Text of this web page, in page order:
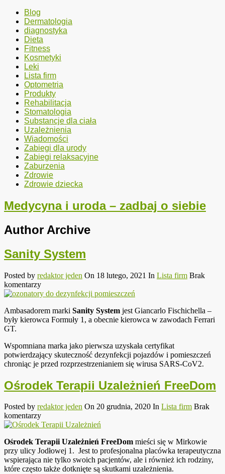
Blog
Dermatologia
diagnostyka
Dieta
Fitness
Kosmetyki
Leki
Lista firm
Optometria
Produkty
Rehabilitacja
Stomatologia
Substancje dla ciała
Uzależnienia
Wiadomości
Zabiegi dla urody
Zabiegi relaksacyjne
Zaburzenia
Zdrowie
Zdrowie dziecka
Medycyna i uroda – zadbaj o siebie
Author Archive
Sanity System
Posted by redaktor jeden On 18 lutego, 2021 In Lista firm Brak
komentarzy
Ambasadorem marki Sanity System jest Giancarlo Fischichella –
były kierowca Formuły 1, a obecnie kierowca w zawodach Ferrari
GT.
Wspomniana marka jako pierwsza uzyskała certyfikat
potwierdzający skuteczność dezynfekcji pojazdów i pomieszczeń
chroniąc je przed rozprzestrzenianiem się wirusa SARS-CoV2.
Ośrodek Terapii Uzależnień FreeDom
Posted by redaktor jeden On 20 grudnia, 2020 In Lista firm Brak
komentarzy
Ośrodek Terapii Uzależnień FreeDom mieści się w Mirkowie
przy ulicy Jodłowej 1. Jest to profesjonalna placówka terapeutyczna
wspierająca nie tylko swoich pacjentów, ale i również ich rodziny,
które często także dotknięte są skutkami uzależnienia.